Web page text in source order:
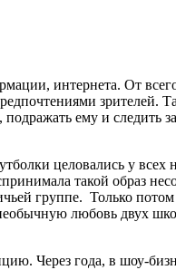
интернета. От
зрителей.
ему и следить
целовались у всех
такой образ
группе. Только
любовь двух
Через года, в шоу-